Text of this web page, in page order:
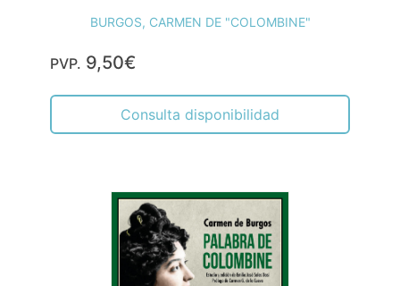
BURGOS, CARMEN DE "COLOMBINE"
PVP. 9,50€
Consulta disponibilidad